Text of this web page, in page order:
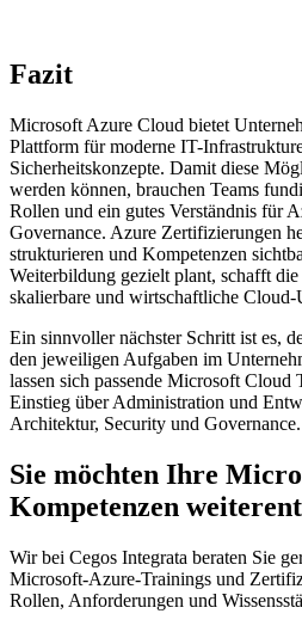
Fazit
Microsoft Azure Cloud bietet
Plattform für moderne IT-
Sicherheitskonzepte. Damit diese
werden können, brauchen Teams
Rollen und ein gutes Verständnis für
Governance. Azure Zertifizierungen
strukturieren und Kompetenzen
Weiterbildung gezielt plant, schafft
skalierbare und wirtschaftliche Cloud-
Ein sinnvoller nächster Schritt ist es,
den jeweiligen Aufgaben im
lassen sich passende Microsoft Cloud
Einstieg über Administration und
Architektur, Security und Governance.
Sie möchten Ihre
Kompetenzen
Wir bei Cegos Integrata beraten Sie
Microsoft-Azure-Trainings und
Rollen, Anforderungen und